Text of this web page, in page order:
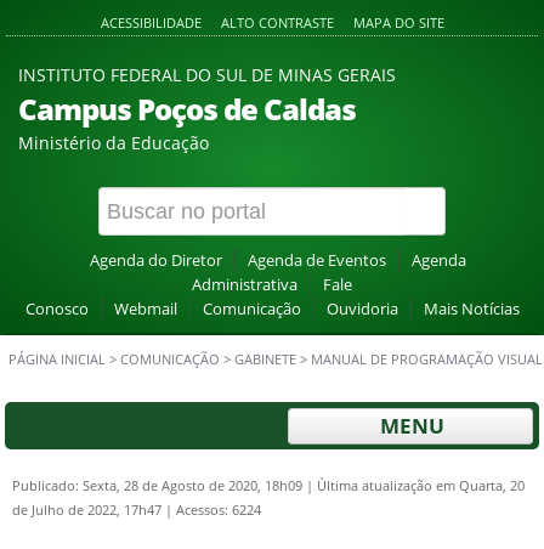
ACESSIBILIDADE ALTO CONTRASTE MAPA DO SITE
INSTITUTO FEDERAL DO SUL DE MINAS GERAIS
Campus Poços de Caldas
Ministério da Educação
Agenda do Diretor Agenda de Eventos
Agenda
Administrativa
Fale
Conosco
Webmail Comunicação Ouvidoria Mais Notícias
PÁGINA INICIAL > COMUNICAÇÃO > GABINETE > MANUAL DE PROGRAMAÇÃO VISUAL
MENU
Publicado: Sexta, 28 de Agosto de 2020, 18h09 | Última atualização em Quarta, 20
de Julho de 2022, 17h47 | Acessos: 6224